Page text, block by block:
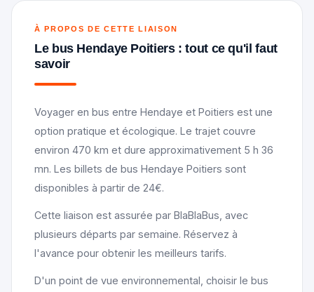
À PROPOS DE CETTE LIAISON
Le bus Hendaye Poitiers : tout ce qu'il faut
savoir
Voyager en bus entre Hendaye et Poitiers est une
option pratique et écologique. Le trajet couvre
environ 470 km et dure approximativement 5 h 36
mn. Les billets de bus Hendaye Poitiers sont
disponibles à partir de 24€.
Cette liaison est assurée par BlaBlaBus, avec
plusieurs départs par semaine. Réservez à
l'avance pour obtenir les meilleurs tarifs.
D'un point de vue environnemental, choisir le bus